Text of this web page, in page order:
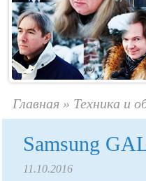
Главная » Техника и
Samsung
11.10.2016